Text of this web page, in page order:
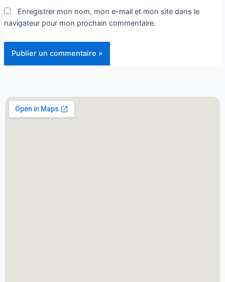
Enregistrer mon nom, mon e-mail et mon site dans le
navigateur pour mon prochain commentaire.